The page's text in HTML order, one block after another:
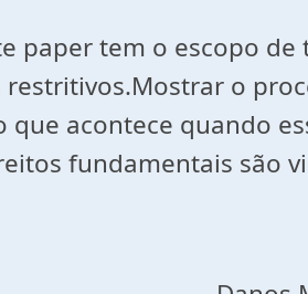
paper tem o escopo
restritivos.Mostrar o
que acontece quando
fundamentais são